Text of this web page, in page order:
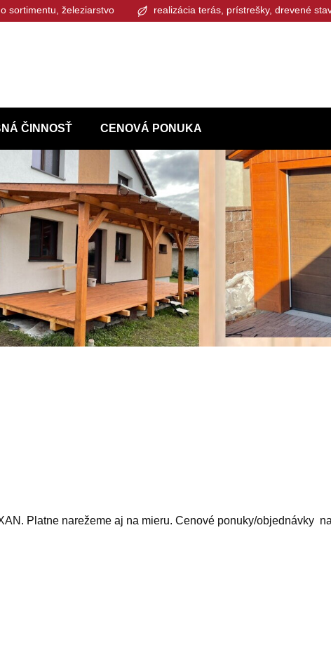
ČINNOSŤ CENOVÁ PONUKA
sortimentu, železiarstvo realizácia terás, prístrešky, drevené
Platne narežeme aj na mieru. Cenové ponuky/objednávky